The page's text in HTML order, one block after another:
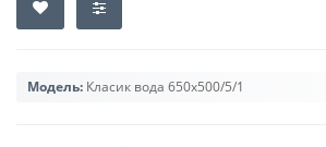
Модель: Класик вода 650х500/5/1